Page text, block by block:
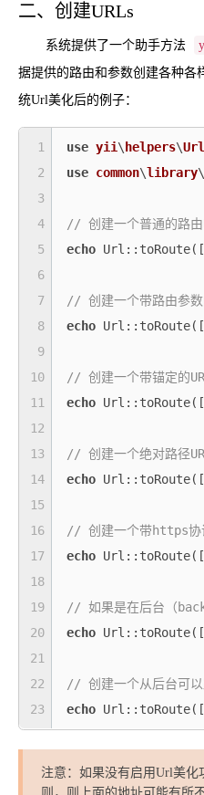
二、创建URLs
系统提供了一个助手方法
据提供的路由和参数创建各种各
统Url美化后的例子：
use yii\ helpers\Url
use common\library
// 创建一个普通的路
echo Url::toRoute([
// 创建一个带路由参
echo Url::toRoute([
// 创建一个带锚定的
echo Url::toRoute([
// 创建一个绝对路径
echo Url::toRoute([
// 创建一个带https
echo Url::toRoute([
// 如果是在后台（
echo Url::toRoute([
// 创建一个从后台可
echo Url::toRoute([
1
2
3
4
5
6
7
8
9
10
11
12
13
14
15
16
17
18
19
20
21
22
23
注意：如果没有启用Url美